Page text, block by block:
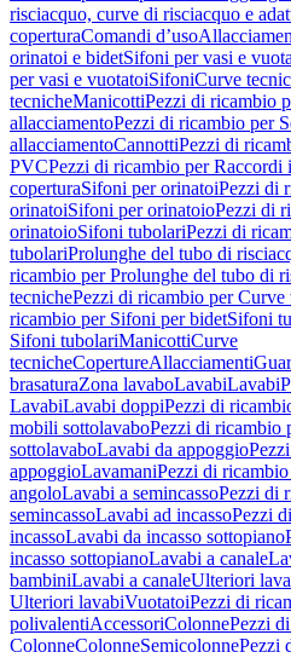
risciacquo, curve di risciacquo e
coperturaComandi d’uso
orinatoi e bidetSifoni per vasi e
per vasi e vuotatoiSifoniCurve
tecnicheManicottiPezzi di ricambio
allacciamentoPezzi di ricambio per
allacciamentoCannottiPezzi di
PVCPezzi di ricambio per Raccordi
coperturaSifoni per orinatoiPezzi di
orinatoiSifoni per orinatoioPezzi di
orinatoioSifoni tubolariPezzi di
tubolariProlunghe del tubo di
ricambio per Prolunghe del tubo di
tecnichePezzi di ricambio per Curve
ricambio per Sifoni per bidetSifoni
Sifoni tubolariManicottiCurve
tecnicheCopertureAllacciamenti
brasaturaZona lavaboLavabiLavabi
LavabiLavabi doppiPezzi di
mobili sottolavaboPezzi di ricambio
sottolavaboLavabi da appoggio
appoggioLavamaniPezzi di
angoloLavabi a semincassoPezzi di
semincassoLavabi ad incassoPezzi
incassoLavabi da incasso sottopiano
incasso sottopianoLavabi a canale
bambiniLavabi a canaleUlteriori
Ulteriori lavabiVuotatoiPezzi di
polivalentiAccessoriColonnePezzi
ColonneColonneSemicolonnePezzi